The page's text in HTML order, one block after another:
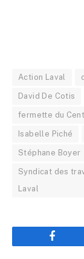
Action Laval
David De Cotis
fermette du
Isabelle Piché
Stéphane Boyer
Syndicat des
Laval